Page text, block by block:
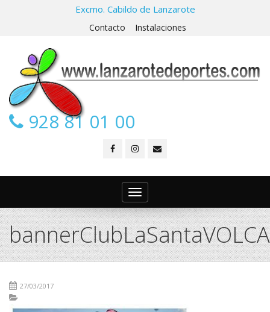
Excmo. Cabildo de Lanzarote
Contacto Instalaciones
928 81 01 00
Toggle
navigation
27/03/2017